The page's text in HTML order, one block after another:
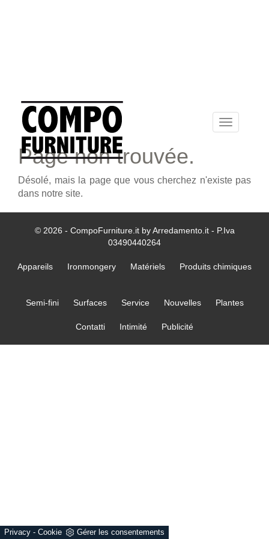
Privacy - Cookie Gérer les consentements
Toggle
navigation
Page non trouvée.
Désolé, mais la page que vous cherchez n'existe pas
dans notre site.
© 2026 - CompoFurniture.it by Arredamento.it - P.Iva
03490440264
Appareils Ironmongery Matériels Produits chimiques
Semi-fini Surfaces Service Nouvelles Plantes
Contatti Intimité Publicité